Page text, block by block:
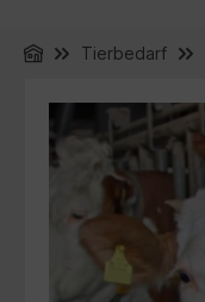
Tierbedarf